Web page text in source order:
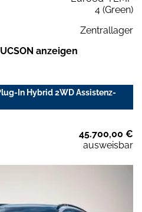
4 (Green)
Zentrallager
anzeigen
In Hybrid 2WD Assistenz-
45.700,00 €
ausweisbar